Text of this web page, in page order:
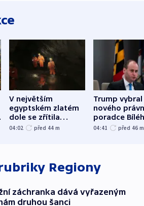
V největším
egyptském zlatém
dole se zřítila
hornina, jeden
04:02 před 44 m
Trump vybral
nového
poradce
domu
04:41 před 46 m
Regiony
záchranka dává vyřazeným
druhou šanci